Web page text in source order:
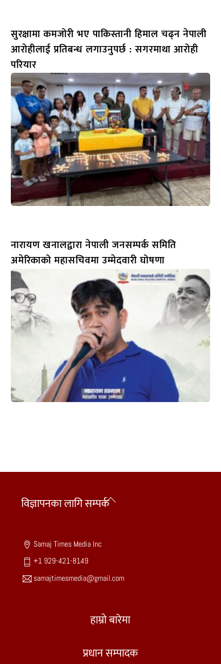
सुरक्षामा कमजोरी भए पाकिस्तानी हिमाल चढ्न नेपाली
आरोहीलाई प्रतिबन्ध लगाउनुपर्छ : सगरमाथा आरोही
परियार
नारायण खनालद्वारा नेपाली जनसम्पर्क समिति
अमेरिकाको महासचिवमा उम्मेदवारी घोषणा
Back
विज्ञापनका लागि सम्पर्क
Samaj Times Media Inc
+1 929-421-8149
samajtimesmedia@gmail.com
हाम्रो बारेमा
प्रधान सम्पादक